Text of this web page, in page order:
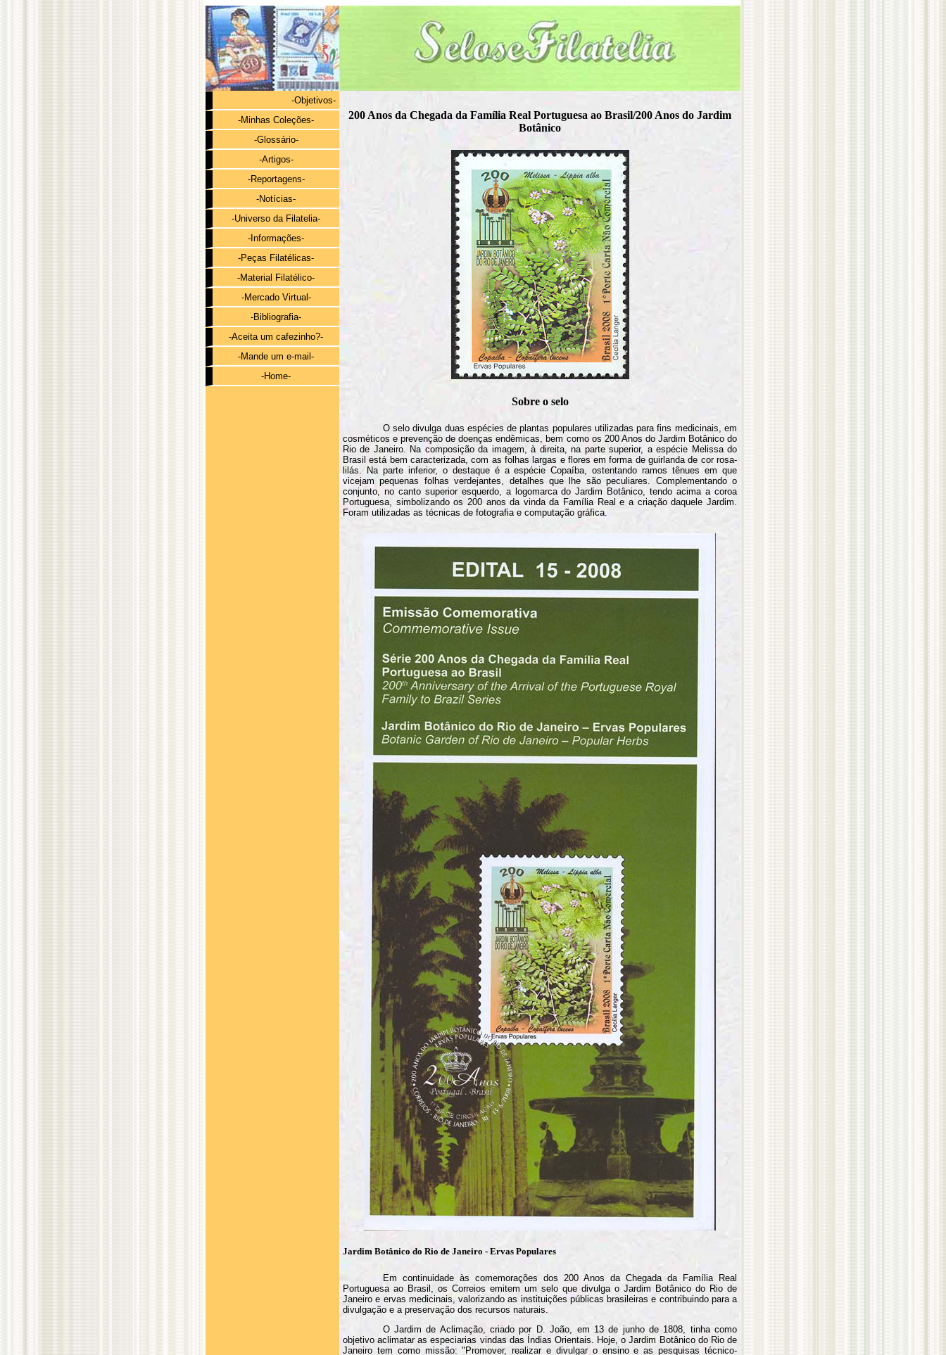
-Objetivos-
-Minhas Coleções-
-Glossário-
-Artigos-
-Reportagens-
-Notícias-
-Universo da Filatelia-
-Informações-
-Peças Filatélicas-
-Material Filatélico-
-Mercado Virtual-
-Bibliografia-
-Aceita um cafezinho?-
-Mande um e-mail-
-Home-
200 Anos da Chegada da Família Real Portuguesa ao Brasil/200 Anos do Jardim
Botânico
Sobre o selo
O selo divulga duas espécies de plantas populares utilizadas para fins medicinais, em
cosméticos e prevenção de doenças endêmicas, bem como os 200 Anos do Jardim Botânico do
Rio de Janeiro. Na composição da imagem, à direita, na parte superior, a espécie Melissa do
Brasil está bem caracterizada, com as folhas largas e flores em forma de guirlanda de cor rosa-
lilás. Na parte inferior, o destaque é a espécie Copaíba, ostentando ramos tênues em que
vicejam pequenas folhas verdejantes, detalhes que lhe são peculiares. Complementando o
conjunto, no canto superior esquerdo, a logomarca do Jardim Botânico, tendo acima a coroa
Portuguesa, simbolizando os 200 anos da vinda da Família Real e a criação daquele Jardim.
Foram utilizadas as técnicas de fotografia e computação gráfica.
Jardim Botânico do Rio de Janeiro - Ervas Populares
Em continuidade às comemorações dos 200 Anos da Chegada da Família Real
Portuguesa ao Brasil, os Correios emitem um selo que divulga o Jardim Botânico do Rio de
Janeiro e ervas medicinais, valorizando as instituições públicas brasileiras e contribuindo para a
divulgação e a preservação dos recursos naturais.
O Jardim de Aclimação, criado por D. João, em 13 de junho de 1808, tinha como
objetivo aclimatar as especiarias vindas das Índias Orientais. Hoje, o Jardim Botânico do Rio de
Janeiro tem como missão: "Promover, realizar e divulgar o ensino e as pesquisas técnico-